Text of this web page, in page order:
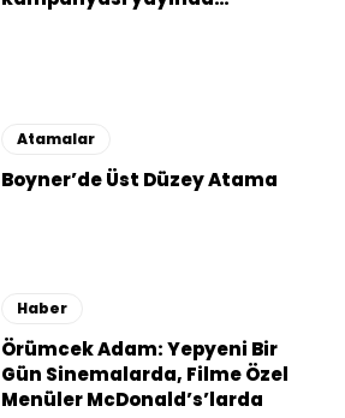
Atamalar
Boyner’de Üst Düzey Atama
Haber
Örümcek Adam: Yepyeni Bir
Gün Sinemalarda, Filme Özel
Menüler McDonald’s’larda